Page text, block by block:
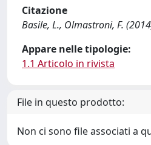
Citazione
Basile, L., Olmastroni, F.
Appare nelle tipologie:
1.1 Articolo in rivista
File in questo prodotto:
Non ci sono file associati a